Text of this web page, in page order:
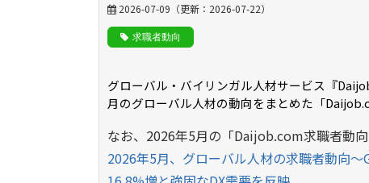
2026-07-09 （更新： 2026-07-22）
求職者動向
グローバル・バイリンガル人材サービス『
月のグローバル人材の動向をまとめた「
なお、2026年5月の「Daijob.com求職者動
2026年5月、グローバル人材の求職者動向